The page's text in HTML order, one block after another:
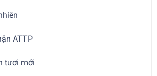
ATTP
tươi mới